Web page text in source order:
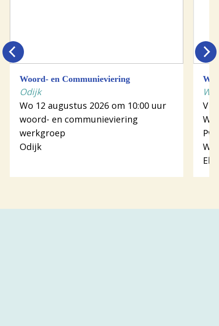
Woord- en Communieviering
Odijk
Wo 12 augustus 2026 om 10:00 uur
woord- en communieviering
werkgroep
Odijk
Vr